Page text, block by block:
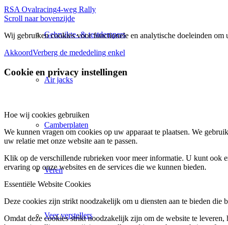
Gebruikte- & testdempers
Air jacks
Camberplaten
Veren
Veer verstellers
RSA Ovalracing4-weg Rally
Scroll naar bovenzijde
Wij gebruiken cookies voor functionele en analytische doeleinden
AkkoordVerberg de mededeling enkel
Cookie en privacy instellingen
Hoe wij cookies gebruiken
We kunnen vragen om cookies op uw apparaat te plaatsen. We
uw relatie met onze website aan te passen.
Klik op de verschillende rubrieken voor meer informatie. U kunt ook
ervaring op onze websites en de services die we kunnen bieden.
Essentiële Website Cookies
Deze cookies zijn strikt noodzakelijk om u diensten aan te bieden die
Omdat deze cookies strikt noodzakelijk zijn om de website te